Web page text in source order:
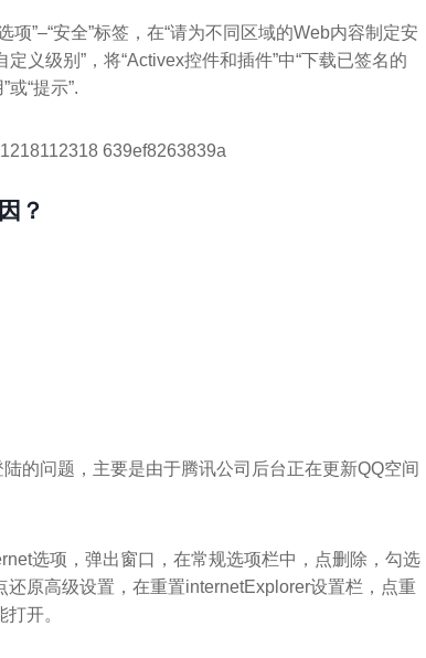
项”–“安全”标签，在“请为不同区域的Web内容制定安
义级别”，将“Activex控件和插件”中“下载已签名的
或“提示”.
？
的问题，主要是由于腾讯公司后台正在更新QQ空间
选项，弹出窗口，在常规选项栏中，点删除，勾选
原高级设置，在重置internetExplorer设置栏，点重
开。